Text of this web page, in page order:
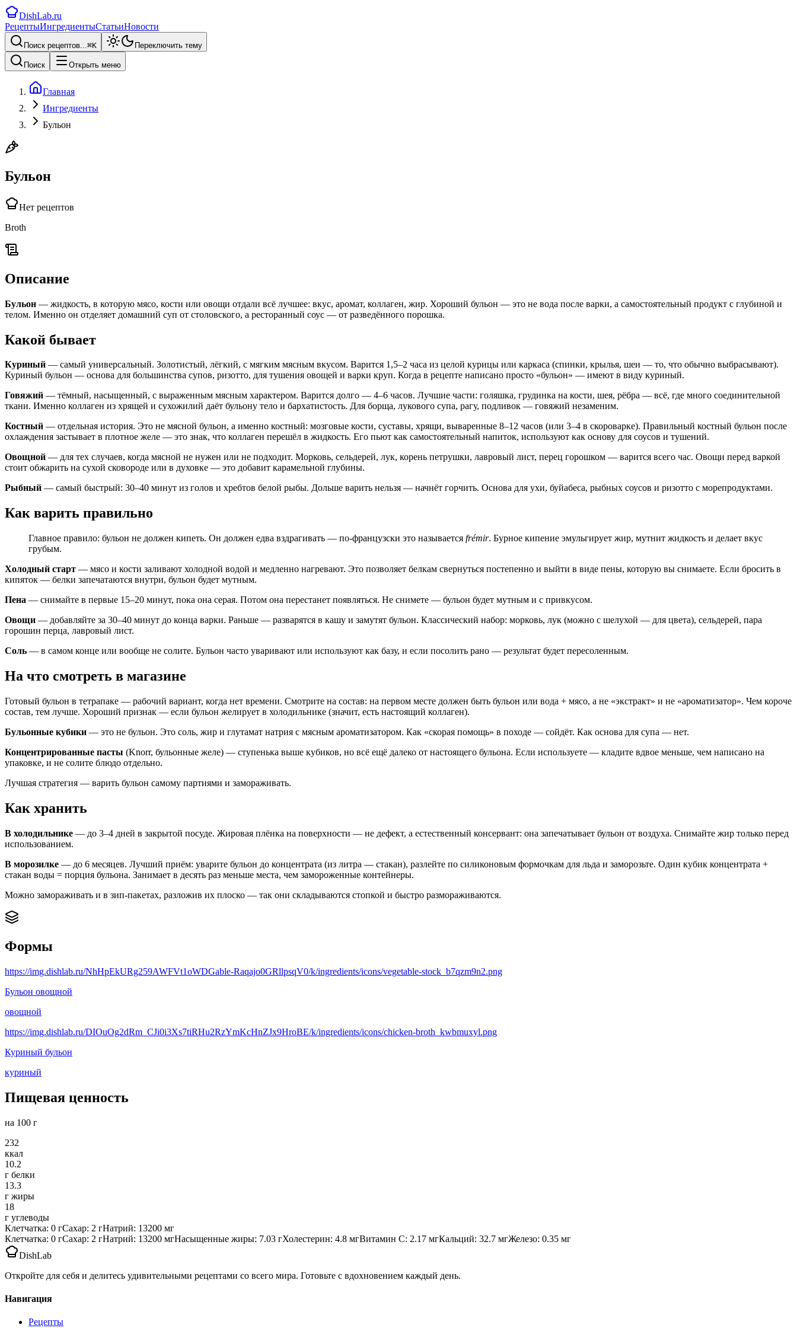
DishLab.ru
РецептыИнгредиентыСтатьиНовости
Поиск рецептов...⌘K Переключить тему
Поиск Открыть меню
Главная
Ингредиенты
Бульон
Бульон
Нет рецептов
Broth
Описание
Бульон — жидкость, в которую мясо, кости или овощи отдали всё лучшее: вкус, аромат, коллаген, жир. Хороший бульон — это не вода после варки, а самостоятельный продукт с глубиной и
телом. Именно он отделяет домашний суп от столовского, а ресторанный соус — от разведённого порошка.
Какой бывает
Куриный — самый универсальный. Золотистый, лёгкий, с мягким мясным вкусом. Варится 1,5–2 часа из целой курицы или каркаса (спинки, крылья, шеи — то, что обычно выбрасывают).
Куриный бульон — основа для большинства супов, ризотто, для тушения овощей и варки круп. Когда в рецепте написано просто «бульон» — имеют в виду куриный.
Говяжий — тёмный, насыщенный, с выраженным мясным характером. Варится долго — 4–6 часов. Лучшие части: голяшка, грудинка на кости, шея, рёбра — всё, где много соединительной
ткани. Именно коллаген из хрящей и сухожилий даёт бульону тело и бархатистость. Для борща, лукового супа, рагу, подливок — говяжий незаменим.
Костный — отдельная история. Это не мясной бульон, а именно костный: мозговые кости, суставы, хрящи, вываренные 8–12 часов (или 3–4 в скороварке). Правильный костный бульон после
охлаждения застывает в плотное желе — это знак, что коллаген перешёл в жидкость. Его пьют как самостоятельный напиток, используют как основу для соусов и тушений.
Овощной — для тех случаев, когда мясной не нужен или не подходит. Морковь, сельдерей, лук, корень петрушки, лавровый лист, перец горошком — варится всего час. Овощи перед варкой
стоит обжарить на сухой сковороде или в духовке — это добавит карамельной глубины.
Рыбный — самый быстрый: 30–40 минут из голов и хребтов белой рыбы. Дольше варить нельзя — начнёт горчить. Основа для ухи, буйабеса, рыбных соусов и ризотто с морепродуктами.
Как варить правильно
Главное правило: бульон не должен кипеть. Он должен едва вздрагивать — по-французски это называется frémir. Бурное кипение эмульгирует жир, мутнит жидкость и делает вкус
грубым.
Холодный старт — мясо и кости заливают холодной водой и медленно нагревают. Это позволяет белкам свернуться постепенно и выйти в виде пены, которую вы снимаете. Если бросить в
кипяток — белки запечатаются внутри, бульон будет мутным.
Пена — снимайте в первые 15–20 минут, пока она серая. Потом она перестанет появляться. Не снимете — бульон будет мутным и с привкусом.
Овощи — добавляйте за 30–40 минут до конца варки. Раньше — разварятся в кашу и замутят бульон. Классический набор: морковь, лук (можно с шелухой — для цвета), сельдерей, пара
горошин перца, лавровый лист.
Соль — в самом конце или вообще не солите. Бульон часто уваривают или используют как базу, и если посолить рано — результат будет пересоленным.
На что смотреть в магазине
Готовый бульон в тетрапаке — рабочий вариант, когда нет времени. Смотрите на состав: на первом месте должен быть бульон или вода + мясо, а не «экстракт» и не «ароматизатор». Чем короче
состав, тем лучше. Хороший признак — если бульон желирует в холодильнике (значит, есть настоящий коллаген).
Бульонные кубики — это не бульон. Это соль, жир и глутамат натрия с мясным ароматизатором. Как «скорая помощь» в походе — сойдёт. Как основа для супа — нет.
Концентрированные пасты (Knorr, бульонные желе) — ступенька выше кубиков, но всё ещё далеко от настоящего бульона. Если используете — кладите вдвое меньше, чем написано на
упаковке, и не солите блюдо отдельно.
Лучшая стратегия — варить бульон самому партиями и замораживать.
Как хранить
В холодильнике — до 3–4 дней в закрытой посуде. Жировая плёнка на поверхности — не дефект, а естественный консервант: она запечатывает бульон от воздуха. Снимайте жир только перед
использованием.
В морозилке — до 6 месяцев. Лучший приём: уварите бульон до концентрата (из литра — стакан), разлейте по силиконовым формочкам для льда и заморозьте. Один кубик концентрата +
стакан воды = порция бульона. Занимает в десять раз меньше места, чем замороженные контейнеры.
Можно замораживать и в зип-пакетах, разложив их плоско — так они складываются стопкой и быстро размораживаются.
Формы
https://img.dishlab.ru/NhHpEkURg259AWFVt1oWDGable-Raqajo0GRllpsqV0/k/ingredients/icons/vegetable-stock_b7qzm9n2.png
Бульон овощной
овощной
https://img.dishlab.ru/DIOuOg2dRm_CJi0i3Xs7tiRHu2RzYmKcHnZJx9HroBE/k/ingredients/icons/chicken-broth_kwbmuxyl.png
Куриный бульон
куриный
Пищевая ценность
на 100 г
232
ккал
10.2
г белки
13.3
г жиры
18
г углеводы
Клетчатка: 0 гСахар: 2 гНатрий: 13200 мг
Клетчатка: 0 гСахар: 2 гНатрий: 13200 мгНасыщенные жиры: 7.03 гХолестерин: 4.8 мгВитамин C: 2.17 мгКальций: 32.7 мгЖелезо: 0.35 мг
DishLab
Откройте для себя и делитесь удивительными рецептами со всего мира. Готовьте с вдохновением каждый день.
Навигация
Рецепты